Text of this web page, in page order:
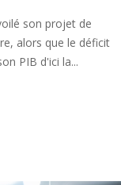
son projet de
alors que le déficit
PIB d'ici la...